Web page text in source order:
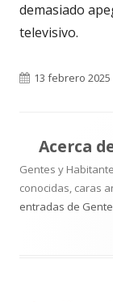
demasiado
televisivo.
Publicado
13 febrero 2025
Acerca
Gentes y
conocidas, caras
entradas de